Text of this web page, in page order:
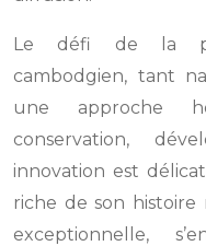
Le défi de la
cambodgien, tant
une approche
conservation,
innovation est
riche de son histoire
exceptionnelle,